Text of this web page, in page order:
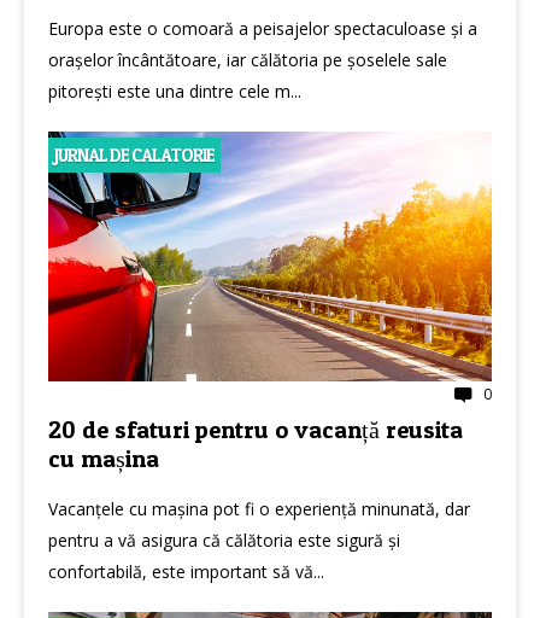
Europa este o comoară a peisajelor spectaculoase și a
orașelor încântătoare, iar călătoria pe șoselele sale
pitorești este una dintre cele m...
JURNAL DE CALATORIE
0
20 de sfaturi pentru o vacanță reusita
cu mașina
Vacanțele cu mașina pot fi o experiență minunată, dar
pentru a vă asigura că călătoria este sigură și
confortabilă, este important să vă...